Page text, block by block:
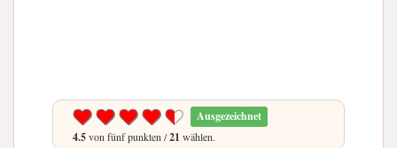
Ausgezeichnet
4.5von fünf punkten /21 wählen.